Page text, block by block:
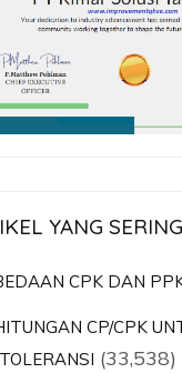
YANG
CPK DAN
CP/CPK
(33,538)